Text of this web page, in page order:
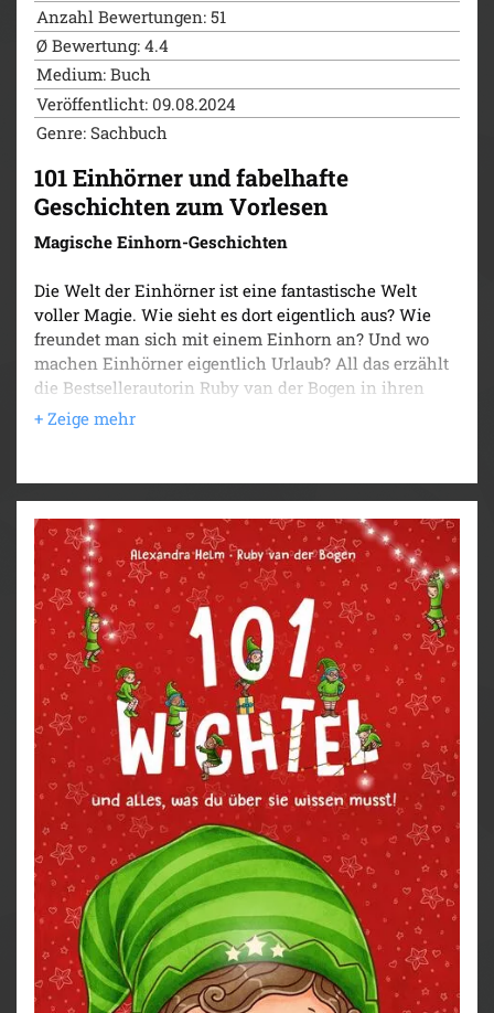
Anzahl Bewertungen: 51
Ø Bewertung: 4.4
Medium: Buch
Veröffentlicht: 09.08.2024
Genre: Sachbuch
101 Einhörner und fabelhafte
Geschichten zum Vorlesen
Magische Einhorn-Geschichten
Die Welt der Einhörner ist eine fantastische Welt
voller Magie. Wie sieht es dort eigentlich aus? Wie
freundet man sich mit einem Einhorn an? Und wo
machen Einhörner eigentlich Urlaub? All das erzählt
die Bestsellerautorin Ruby van der Bogen in ihren
zauberhaften Vorlesegeschichten für Kinder ab 4
Jahren. Ob von ihrem besten Freund, dem Einhorn
in der Einhornwelt – das Buch steckt voller
einzigartigen Einblick in das zauberhafte Universum
der Einhörner geben. Zusätzlich erfahren Kinder, wie
sie selbst zu kleinen Einhorntolog*innen werden und
die Einhornwelt ganz einfach selbst erforschen
können. Ein wunderbarer Vorlesespaß für große und
kleine Einhorn-Fans und eine fantastische Reise in
eine Welt voller Wunder!
101 Einhörner und fabelhafte Geschichten zum
Vorlesen: Von Einhörnern empfohlen!
Die Magie der Einhörner: Zauberhaftes
Vorlesebuch mit fantastischen Einhorn-
Geschichten und Illustrationen für Kinder ab 4
Jahren.
Vorlesen und Wegträumen: Die fantasievollen
Geschichten eignen sich perfekt für kuschelige
Vorlesestunden.
Die wunderbare Welt der Einhörner: Eine
unterhaltsame Entdeckungsreise, die kleine